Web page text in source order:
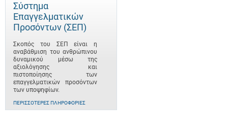
Σύστημα
Επαγγελματικών
Προσόντων (ΣΕΠ)
Σκοπός του ΣΕΠ είναι η
αναβάθμιση του ανθρώπινου
δυναμικού μέσω της
αξιολόγησης και
πιστοποίησης των
επαγγελματικών προσόντων
των υποψηφίων.
ΠΕΡΙΣΣΌΤΕΡΕΣ ΠΛΗΡΟΦΟΡΊΕΣ